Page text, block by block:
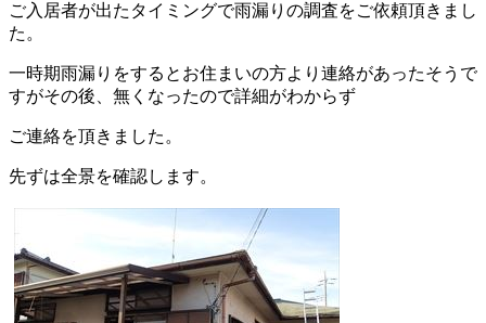
ご入居者が出たタイミングで雨漏りの調査をご依頼頂きまし
た。
一時期雨漏りをするとお住まいの方より連絡があったそうで
すがその後、無くなったので詳細がわからず
ご連絡を頂きました。
先ずは全景を確認します。